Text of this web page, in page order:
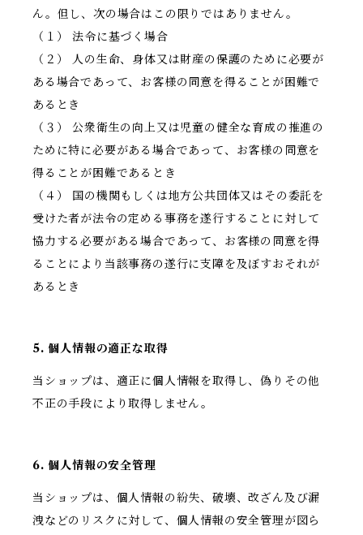
ん。但し、次の場合はこの限りではありません。
（１） 法令に基づく場合
（２） 人の生命、身体又は財産の保護のために必要が
ある場合であって、お客様の同意を得ることが困難で
あるとき
（３） 公衆衛生の向上又は児童の健全な育成の推進の
ために特に必要がある場合であって、お客様の同意を
得ることが困難であるとき
（４） 国の機関もしくは地方公共団体又はその委託を
受けた者が法令の定める事務を遂行することに対して
協力する必要がある場合であって、お客様の同意を得
ることにより当該事務の遂行に支障を及ぼすおそれが
あるとき
5. 個人情報の適正な取得
当ショップは、適正に個人情報を取得し、偽りその他
不正の手段により取得しません。
6. 個人情報の安全管理
当ショップは、個人情報の紛失、破壊、改ざん及び漏
洩などのリスクに対して、個人情報の安全管理が図ら